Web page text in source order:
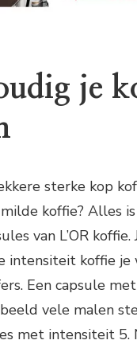
je
sterke kop
koffie? Alles
van L’OR koffie.
intensiteit koffie je
Een capsule
vele malen
met intensiteit 5.